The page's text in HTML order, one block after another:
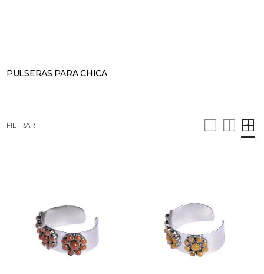
PULSERAS PARA CHICA
FILTRAR